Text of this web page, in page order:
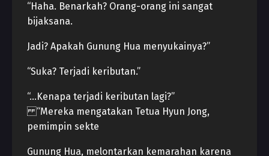
“Haha. Benarkah? Orang-orang ini sangat
bijaksana.
Jadi? Apakah Gunung Hua menyukainya?”
“Suka? Terjadi keributan.”
“…Kenapa terjadi keributan lagi?”
“Mereka mengatakan Tetua Hyun Jong,
pemimpin sekte
Gunung Hua, melontarkan kemarahan karena